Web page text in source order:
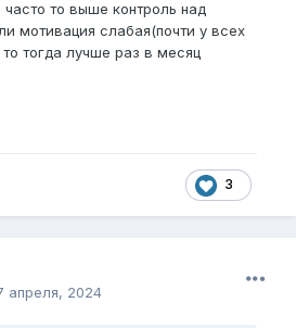
После этого делать тяги
к ним позже и буду делать
Также заказал вакуумный экс
делать прогу Трунда.
15 мин.
то выше контроль над
мотивация слабая(почти у всех
тогда лучше раз в месяц
3
апреля, 2024